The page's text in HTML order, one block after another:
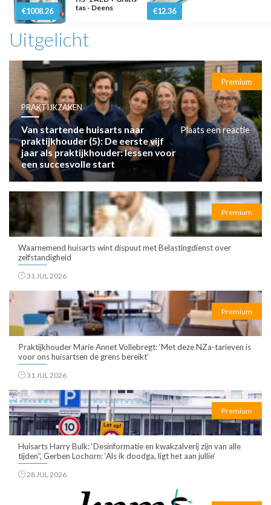
€1008.26
tas - Deens
€12.36
Uitgelicht
Premium
PRAKTIJKZAKEN
Van startende huisarts naar
praktijkhouder (5): De eerste vijf
jaar als praktijkhouder: lessen voor
een succesvolle start
Plaats een reactie
Premium
Waarnemend huisarts wint dispuut met Belastingdienst over
zelfstandigheid
31 JUL 2026
Premium
Praktijkhouder Marie Annet Vollebregt: ‘Met deze NZa-tarieven is
voor ons huisartsen de grens bereikt’
31 JUL 2026
Premium
Huisarts Harry Bulk: ‘Desinformatie en kwakzalverij zijn van alle
tijden”, Gerben Lochorn: ‘Als ik doodga, ligt het aan jullie’
28 JUL 2026